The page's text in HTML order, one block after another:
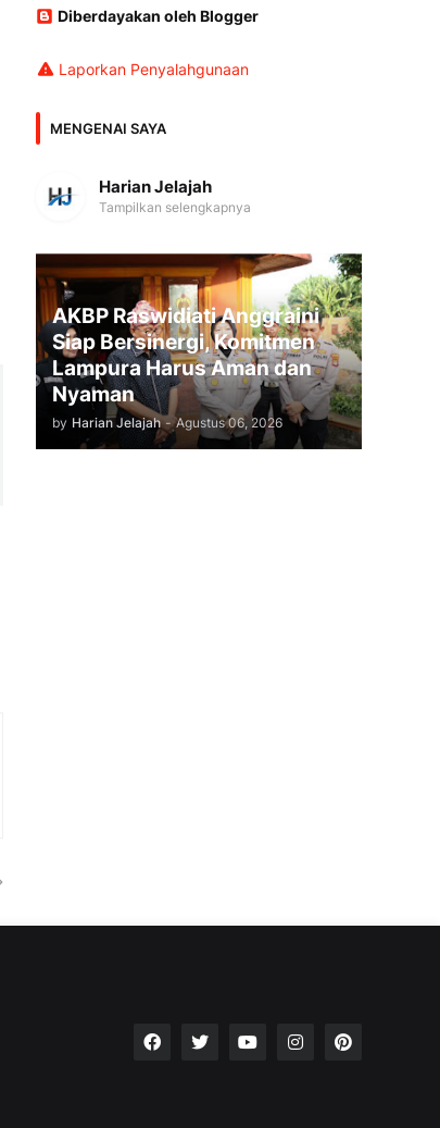
Diberdayakan oleh Blogger
Laporkan Penyalahgunaan
MENGENAI SAYA
Harian Jelajah
Tampilkan selengkapnya
AKBP Raswidiati Anggraini
Siap Bersinergi, Komitmen
Lampura Harus Aman dan
Nyaman
by Harian Jelajah - Agustus 06, 2026